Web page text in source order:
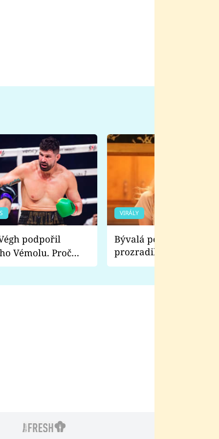
Vémolu. Proč
zápasit s ním než
VIRÁLY
Bývalá pornoherečka
prozradila, co ji
natáčení Euforie.